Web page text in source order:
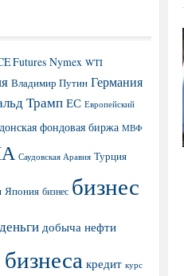
Futures Nymex WTI
Владимир Путин Германия
ТрампЕС Европейский
фондовая биржа МВФ
Саудовская Аравия Турция
Япония бизнес бизнес
деньги добыча нефти
кредит курс